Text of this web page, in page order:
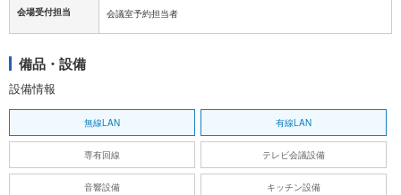
会場受付担当 会議室予約担当者
備品・設備
設備情報
無線LAN 有線LAN
専有回線 テレビ会議設備
音響設備 キッチン設備